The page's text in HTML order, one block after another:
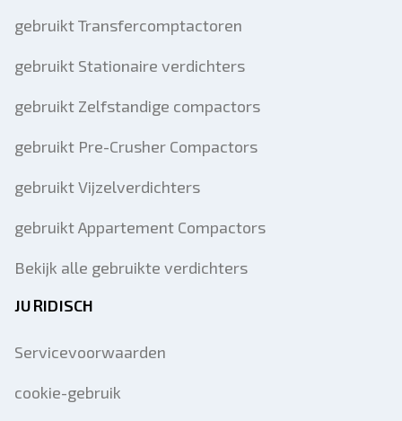
gebruikt Transfercomptactoren
gebruikt Stationaire verdichters
gebruikt Zelfstandige compactors
gebruikt Pre-Crusher Compactors
gebruikt Vijzelverdichters
gebruikt Appartement Compactors
Bekijk alle gebruikte verdichters
JURIDISCH
Servicevoorwaarden
cookie-gebruik